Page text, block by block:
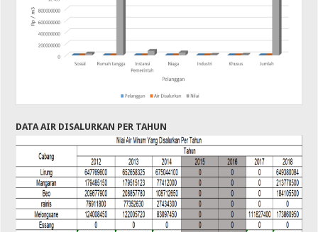
DATA AIR DISALURKAN PER TAHUN